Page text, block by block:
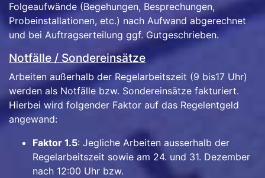
Folgeaufwände (Begehungen, Besprechungen,
Probeinstallationen, etc.) nach Aufwand abgerechnet
und bei Auftragserteilung ggf. Gutgeschrieben.
Notfälle / Sondereinsätze
Arbeiten außerhalb der Regelarbeitszeit (9 bis17 Uhr)
werden als Notfälle bzw. Sondereinsätze fakturiert.
Hierbei wird folgender Faktor auf das Regelentgeld
angewand:
Faktor 1.5: Jegliche Arbeiten ausserhalb der
Regelarbeitszeit sowie am 24. und 31. Dezember
nach 12:00 Uhr bzw.